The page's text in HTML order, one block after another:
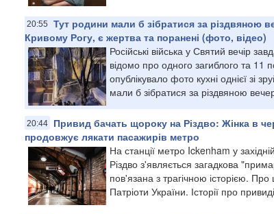
20:55
Тут родини мали б зібратися за різдвяною
Кривому Рогу, є жертва та поранені (фото, відео)
Російські війська у Святий вечір
відомо про одного загиблого та 11
опублікувало фото кухні однієї зі
мали б зібратися за різдвяною
20:44
Привид бачать щороку на Різдво: Жінка в
продовжує лякати пасажирів метро
На станції метро Ickenham у
Різдво з'являється загадкова
пов'язана з трагічною історією.
Патріоти України. Історії про